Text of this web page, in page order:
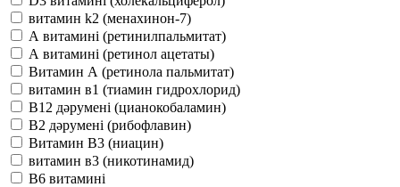
витамин k2 (менахинон-7)
А витамині (ретинилпальмитат)
А витамині (ретинол ацетаты)
Витамин А (ретинола пальмитат)
витамин в1 (тиамин гидрохлорид)
В12 дәрумені (цианокобаламин)
В2 дәрумені (рибофлавин)
Витамин В3 (ниацин)
витамин в3 (никотинамид)
В6 витамині